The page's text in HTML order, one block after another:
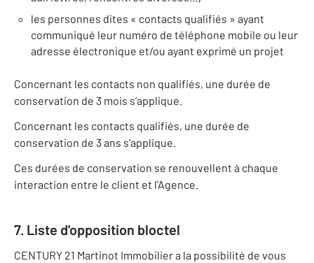
les personnes dites « contacts qualifiés » ayant
communiqué leur numéro de téléphone mobile ou leur
adresse électronique et/ou ayant exprimé un projet
Concernant les contacts non qualifiés, une durée de
conservation de 3 mois s’applique.
Concernant les contacts qualifiés, une durée de
conservation de 3 ans s’applique.
Ces durées de conservation se renouvellent à chaque
interaction entre le client et l’Agence.
7. Liste d'opposition bloctel
CENTURY 21 Martinot Immobilier a la possibilité de vous